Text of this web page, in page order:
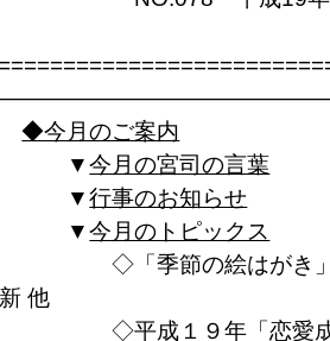
◆今月のご案内
今月の宮司の言葉
行事のお知らせ
今月のトピックス
の絵はがき」
他
９年「恋愛成